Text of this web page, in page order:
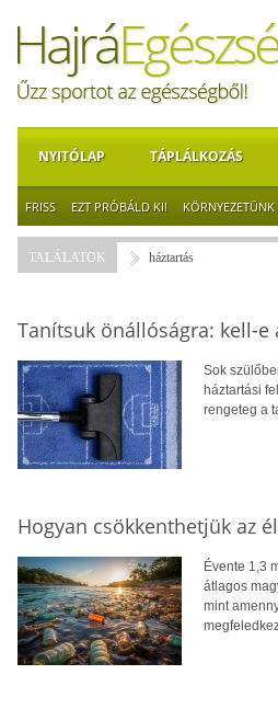
NYITÓLAP TÁPLÁLKOZÁS
FRISS EZT PRÓBÁLD KI! KÖRNYEZETÜNK
TALÁLATOK háztartás
Tanítsuk önállóságra: kell-e
Sok
háztartási
rengeteg a
Hogyan csökkenthetjük az
Évente 1,3
átlagos
mint